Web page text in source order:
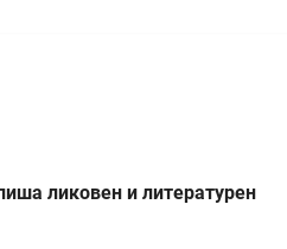
ликовен и литературен